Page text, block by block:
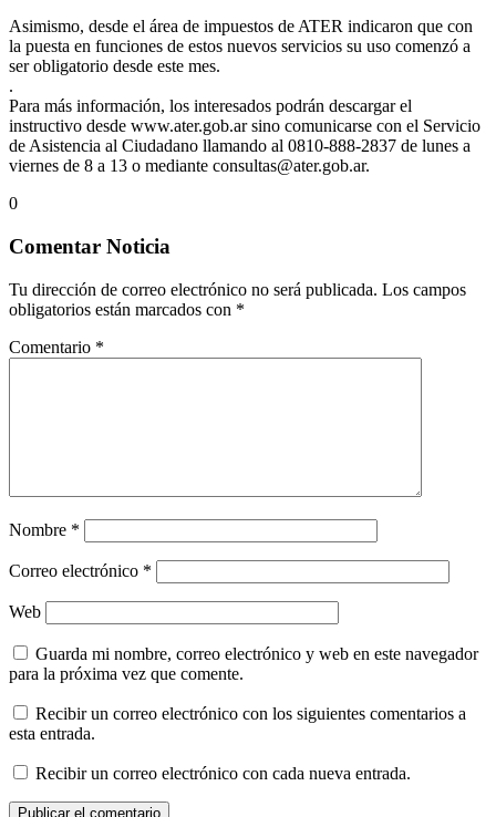
Asimismo, desde el área de impuestos de ATER indicaron que con
la puesta en funciones de estos nuevos servicios su uso comenzó a
ser obligatorio desde este mes.
.
Para más información, los interesados podrán descargar el
instructivo desde www.ater.gob.ar sino comunicarse con el Servicio
de Asistencia al Ciudadano llamando al 0810-888-2837 de lunes a
viernes de 8 a 13 o mediante consultas@ater.gob.ar.
0
Comentar Noticia
Tu dirección de correo electrónico no será publicada. Los campos
obligatorios están marcados con *
Comentario *
Nombre *
Correo electrónico *
Web
Guarda mi nombre, correo electrónico y web en este navegador
para la próxima vez que comente.
Recibir un correo electrónico con los siguientes comentarios a
esta entrada.
Recibir un correo electrónico con cada nueva entrada.